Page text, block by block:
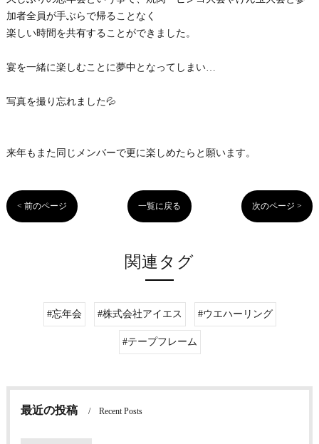
加者全員が手ぶらで帰ることなく
楽しい時間を共有することができました。
宴を一緒に楽しむことに夢中となってしまい…
写真を撮り忘れました💦
来年もまた同じメンバーで更に楽しめたらと願います。
< 前のページ 一覧に戻る 次のページ >
関連タグ
#忘年会 #株式会社アイエス #ウエハーリング
#テープフレーム
最近の投稿 Recent Posts